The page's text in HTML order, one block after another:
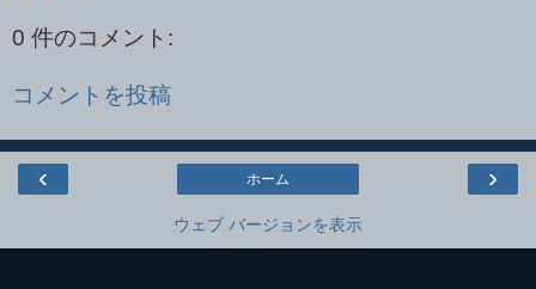
0 件のコメント:
コメントを投稿
‹ ›
ホーム
ウェブ バージョンを表示